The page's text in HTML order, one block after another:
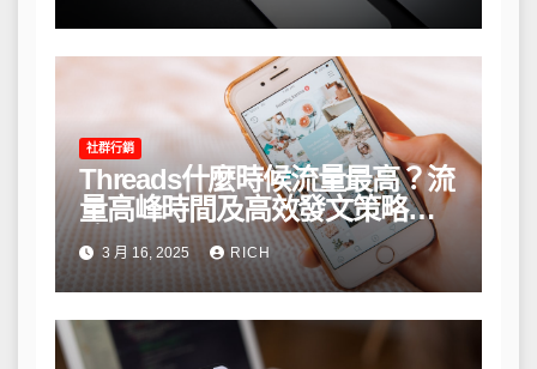
社群行銷
Threads什麼時候流量最高？流
量高峰時間及高效發文策略攻
略3 月 16, 2025 RICH